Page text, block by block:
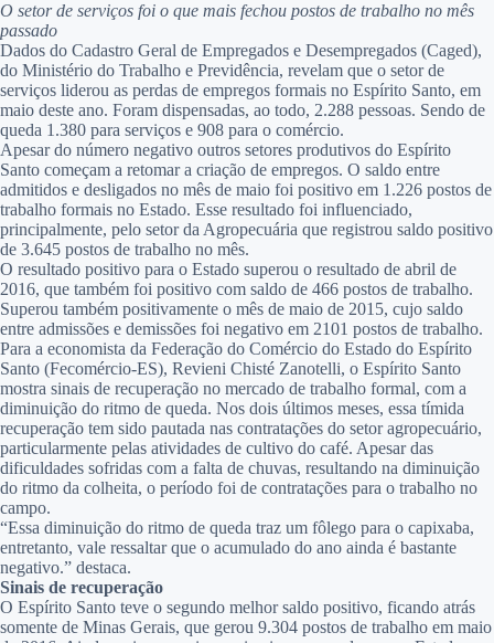
O setor de serviços foi o que mais fechou postos de trabalho no mês
passado
Dados do Cadastro Geral de Empregados e Desempregados (Caged),
do Ministério do Trabalho e Previdência, revelam que o setor de
serviços liderou as perdas de empregos formais no Espírito Santo, em
maio deste ano. Foram dispensadas, ao todo, 2.288 pessoas. Sendo de
queda 1.380 para serviços e 908 para o comércio.
Apesar do número negativo outros setores produtivos do Espírito
Santo começam a retomar a criação de empregos. O saldo entre
admitidos e desligados no mês de maio foi positivo em 1.226 postos de
trabalho formais no Estado. Esse resultado foi influenciado,
principalmente, pelo setor da Agropecuária que registrou saldo positivo
de 3.645 postos de trabalho no mês.
O resultado positivo para o Estado superou o resultado de abril de
2016, que também foi positivo com saldo de 466 postos de trabalho.
Superou também positivamente o mês de maio de 2015, cujo saldo
entre admissões e demissões foi negativo em 2101 postos de trabalho.
Para a economista da Federação do Comércio do Estado do Espírito
Santo (Fecomércio-ES), Revieni Chisté Zanotelli, o Espírito Santo
mostra sinais de recuperação no mercado de trabalho formal, com a
diminuição do ritmo de queda. Nos dois últimos meses, essa tímida
recuperação tem sido pautada nas contratações do setor agropecuário,
particularmente pelas atividades de cultivo do café. Apesar das
dificuldades sofridas com a falta de chuvas, resultando na diminuição
do ritmo da colheita, o período foi de contratações para o trabalho no
campo.
“Essa diminuição do ritmo de queda traz um fôlego para o capixaba,
entretanto, vale ressaltar que o acumulado do ano ainda é bastante
negativo.” destaca.
Sinais de recuperação
O Espírito Santo teve o segundo melhor saldo positivo, ficando atrás
somente de Minas Gerais, que gerou 9.304 postos de trabalho em maio